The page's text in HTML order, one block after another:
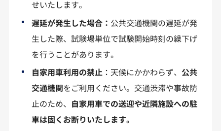
せいたします。
遅延が発生した場合： 公共交通機関の遅延が発
生した際、試験場単位で試験開始時刻の繰下げ
を行うことがあります。
自家用車利用の禁止 ：天候にかかわらず、 公共
交通機関 をご利用ください。交通渋滞や事故防
止のため、 自家用車での送迎や近隣施設への駐
車は固くお断りいたします。